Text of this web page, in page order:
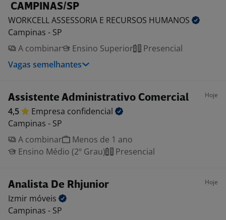
CAMPINAS/SP
WORKCELL ASSESSORIA E RECURSOS HUMANOS
Campinas - SP
A combinar
Ensino Superior
Presencial
Vagas semelhantes
Assistente Administrativo Comercial Hoje
4,5 Empresa confidencial
Campinas - SP
A combinar
Menos de 1 ano
Ensino Médio (2º Grau)
Presencial
Analista De Rhjunior Hoje
Izmir móveis
Campinas - SP